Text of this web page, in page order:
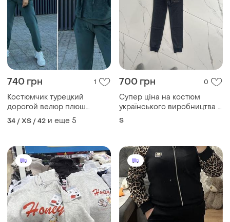
740 грн 1
Костюмчик турецкий
дорогой велюр плюш
хорошего качества!
качественный пошив!
34 / XS / 42 и еще 5
700 грн 0
Супер ціна на костюм
українського виробництва з
турецької тканини
S